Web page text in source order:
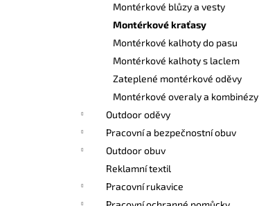
Montérkové blůzy a vesty
Montérkové kraťasy
Montérkové kalhoty do pasu
Montérkové kalhoty s laclem
Zateplené montérkové oděvy
Montérkové overaly a kombinézy
Outdoor oděvy
Pracovní a bezpečnostní obuv
Outdoor obuv
Reklamní textil
Pracovní rukavice